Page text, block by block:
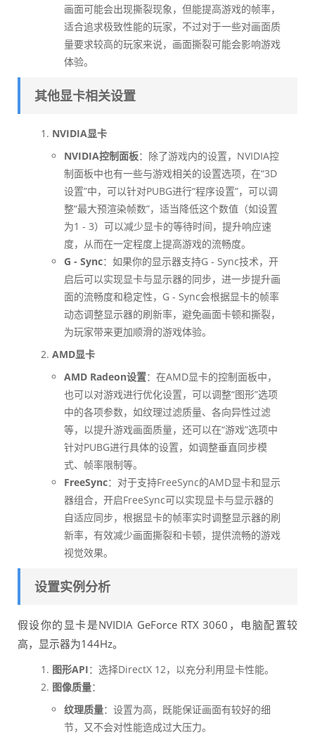
画面可能会出现撕裂现象，但能提高游戏的帧率，
适合追求极致性能的玩家，不过对于一些对画面质
量要求较高的玩家来说，画面撕裂可能会影响游戏
体验。
其他显卡相关设置
NVIDIA显卡
NVIDIA控制面板：除了游戏内的设置，NVIDIA控
制面板中也有一些与游戏相关的设置选项，在“3D
设置”中，可以针对PUBG进行“程序设置”，可以调
整“最大预渲染帧数”，适当降低这个数值（如设置
为1 - 3）可以减少显卡的等待时间，提升响应速
度，从而在一定程度上提高游戏的流畅度。
G - Sync：如果你的显示器支持G - Sync技术，开
启后可以实现显卡与显示器的同步，进一步提升画
面的流畅度和稳定性，G - Sync会根据显卡的帧率
动态调整显示器的刷新率，避免画面卡顿和撕裂，
为玩家带来更加顺滑的游戏体验。
AMD显卡
AMD Radeon设置：在AMD显卡的控制面板中，
也可以对游戏进行优化设置，可以调整“图形”选项
中的各项参数，如纹理过滤质量、各向异性过滤
等，以提升游戏画面质量，还可以在“游戏”选项中
针对PUBG进行具体的设置，如调整垂直同步模
式、帧率限制等。
FreeSync：对于支持FreeSync的AMD显卡和显示
器组合，开启FreeSync可以实现显卡与显示器的
自适应同步，根据显卡的帧率实时调整显示器的刷
新率，有效减少画面撕裂和卡顿，提供流畅的游戏
视觉效果。
设置实例分析
假设你的显卡是NVIDIA GeForce RTX 3060，电脑配置较
高，显示器为144Hz。
图形API：选择DirectX 12，以充分利用显卡性能。
图像质量：
纹理质量：设置为高，既能保证画面有较好的细
节，又不会对性能造成过大压力。